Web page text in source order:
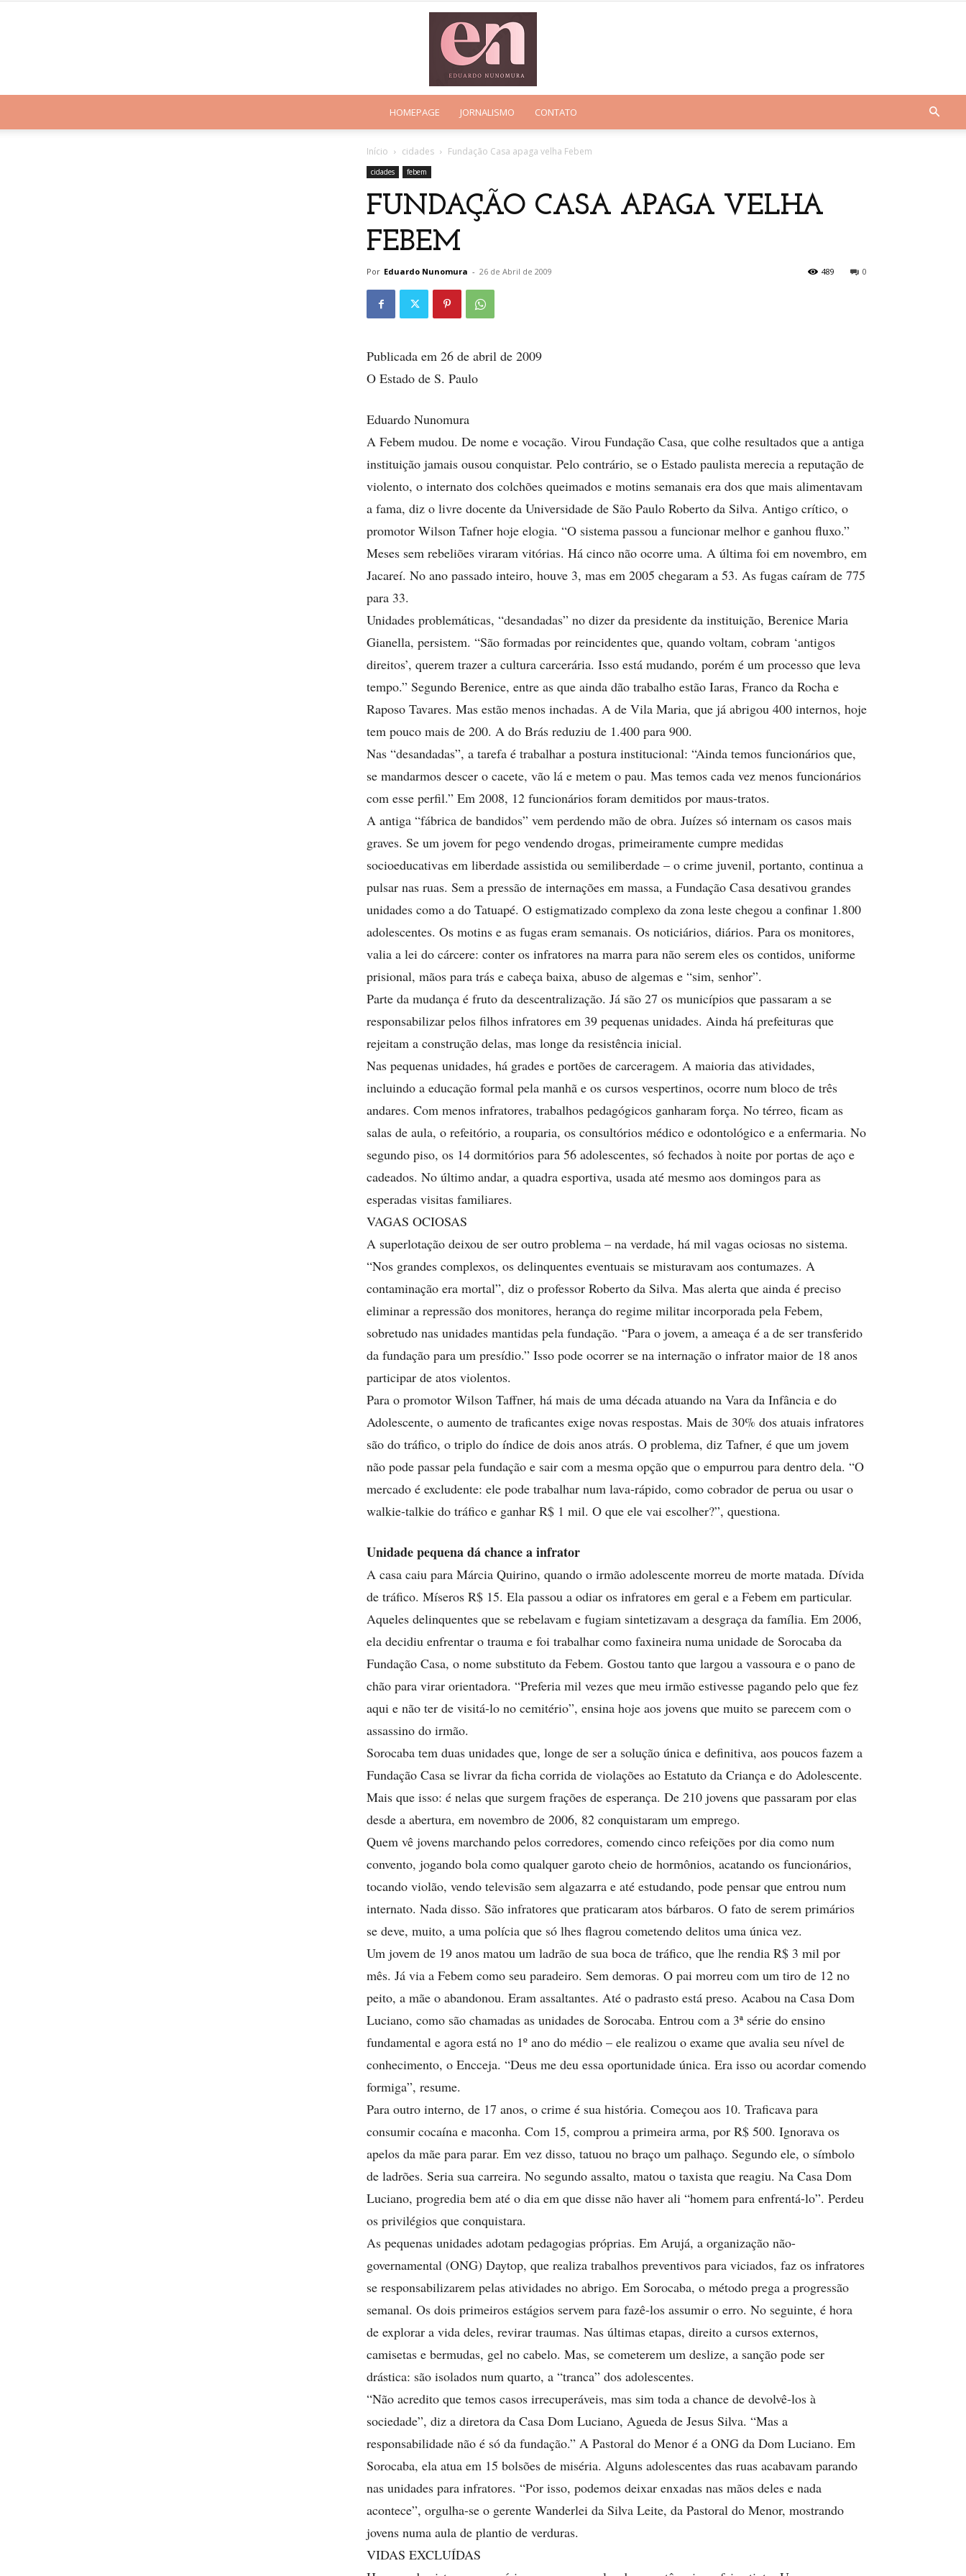
Eduardo
HOMEPAGE JORNALISMO CONTATO
Início cidades Fundação Casa apaga velha Febem
cidades febem
FUNDAÇÃO CASA APAGA VELHA
FEBEM
Por Eduardo Nunomura - 26 de Abril de 2009 0
489
Publicada em 26 de abril de 2009
O Estado de S. Paulo
Eduardo Nunomura
A Febem mudou. De nome e vocação. Virou Fundação Casa, que colhe resultados que a antiga
instituição jamais ousou conquistar. Pelo contrário, se o Estado paulista merecia a reputação de
violento, o internato dos colchões queimados e motins semanais era dos que mais alimentavam
a fama, diz o livre docente da Universidade de São Paulo Roberto da Silva. Antigo crítico, o
promotor Wilson Tafner hoje elogia. “O sistema passou a funcionar melhor e ganhou fluxo.”
Meses sem rebeliões viraram vitórias. Há cinco não ocorre uma. A última foi em novembro, em
Jacareí. No ano passado inteiro, houve 3, mas em 2005 chegaram a 53. As fugas caíram de 775
para 33.
Unidades problemáticas, “desandadas” no dizer da presidente da instituição, Berenice Maria
Gianella, persistem. “São formadas por reincidentes que, quando voltam, cobram ‘antigos
direitos’, querem trazer a cultura carcerária. Isso está mudando, porém é um processo que leva
tempo.” Segundo Berenice, entre as que ainda dão trabalho estão Iaras, Franco da Rocha e
Raposo Tavares. Mas estão menos inchadas. A de Vila Maria, que já abrigou 400 internos, hoje
tem pouco mais de 200. A do Brás reduziu de 1.400 para 900.
Nas “desandadas”, a tarefa é trabalhar a postura institucional: “Ainda temos funcionários que,
se mandarmos descer o cacete, vão lá e metem o pau. Mas temos cada vez menos funcionários
com esse perfil.” Em 2008, 12 funcionários foram demitidos por maus-tratos.
A antiga “fábrica de bandidos” vem perdendo mão de obra. Juízes só internam os casos mais
graves. Se um jovem for pego vendendo drogas, primeiramente cumpre medidas
socioeducativas em liberdade assistida ou semiliberdade – o crime juvenil, portanto, continua a
pulsar nas ruas. Sem a pressão de internações em massa, a Fundação Casa desativou grandes
unidades como a do Tatuapé. O estigmatizado complexo da zona leste chegou a confinar 1.800
adolescentes. Os motins e as fugas eram semanais. Os noticiários, diários. Para os monitores,
valia a lei do cárcere: conter os infratores na marra para não serem eles os contidos, uniforme
prisional, mãos para trás e cabeça baixa, abuso de algemas e “sim, senhor”.
Parte da mudança é fruto da descentralização. Já são 27 os municípios que passaram a se
responsabilizar pelos filhos infratores em 39 pequenas unidades. Ainda há prefeituras que
rejeitam a construção delas, mas longe da resistência inicial.
Nas pequenas unidades, há grades e portões de carceragem. A maioria das atividades,
incluindo a educação formal pela manhã e os cursos vespertinos, ocorre num bloco de três
andares. Com menos infratores, trabalhos pedagógicos ganharam força. No térreo, ficam as
salas de aula, o refeitório, a rouparia, os consultórios médico e odontológico e a enfermaria. No
segundo piso, os 14 dormitórios para 56 adolescentes, só fechados à noite por portas de aço e
cadeados. No último andar, a quadra esportiva, usada até mesmo aos domingos para as
esperadas visitas familiares.
VAGAS OCIOSAS
A superlotação deixou de ser outro problema – na verdade, há mil vagas ociosas no sistema.
“Nos grandes complexos, os delinquentes eventuais se misturavam aos contumazes. A
contaminação era mortal”, diz o professor Roberto da Silva. Mas alerta que ainda é preciso
eliminar a repressão dos monitores, herança do regime militar incorporada pela Febem,
sobretudo nas unidades mantidas pela fundação. “Para o jovem, a ameaça é a de ser transferido
da fundação para um presídio.” Isso pode ocorrer se na internação o infrator maior de 18 anos
participar de atos violentos.
Para o promotor Wilson Taffner, há mais de uma década atuando na Vara da Infância e do
Adolescente, o aumento de traficantes exige novas respostas. Mais de 30% dos atuais infratores
são do tráfico, o triplo do índice de dois anos atrás. O problema, diz Tafner, é que um jovem
não pode passar pela fundação e sair com a mesma opção que o empurrou para dentro dela. “O
mercado é excludente: ele pode trabalhar num lava-rápido, como cobrador de perua ou usar o
walkie-talkie do tráfico e ganhar R$ 1 mil. O que ele vai escolher?”, questiona.
Unidade pequena dá chance a infrator
A casa caiu para Márcia Quirino, quando o irmão adolescente morreu de morte matada. Dívida
de tráfico. Míseros R$ 15. Ela passou a odiar os infratores em geral e a Febem em particular.
Aqueles delinquentes que se rebelavam e fugiam sintetizavam a desgraça da família. Em 2006,
ela decidiu enfrentar o trauma e foi trabalhar como faxineira numa unidade de Sorocaba da
Fundação Casa, o nome substituto da Febem. Gostou tanto que largou a vassoura e o pano de
chão para virar orientadora. “Preferia mil vezes que meu irmão estivesse pagando pelo que fez
aqui e não ter de visitá-lo no cemitério”, ensina hoje aos jovens que muito se parecem com o
assassino do irmão.
Sorocaba tem duas unidades que, longe de ser a solução única e definitiva, aos poucos fazem a
Fundação Casa se livrar da ficha corrida de violações ao Estatuto da Criança e do Adolescente.
Mais que isso: é nelas que surgem frações de esperança. De 210 jovens que passaram por elas
desde a abertura, em novembro de 2006, 82 conquistaram um emprego.
Quem vê jovens marchando pelos corredores, comendo cinco refeições por dia como num
convento, jogando bola como qualquer garoto cheio de hormônios, acatando os funcionários,
tocando violão, vendo televisão sem algazarra e até estudando, pode pensar que entrou num
internato. Nada disso. São infratores que praticaram atos bárbaros. O fato de serem primários
se deve, muito, a uma polícia que só lhes flagrou cometendo delitos uma única vez.
Um jovem de 19 anos matou um ladrão de sua boca de tráfico, que lhe rendia R$ 3 mil por
mês. Já via a Febem como seu paradeiro. Sem demoras. O pai morreu com um tiro de 12 no
peito, a mãe o abandonou. Eram assaltantes. Até o padrasto está preso. Acabou na Casa Dom
Luciano, como são chamadas as unidades de Sorocaba. Entrou com a 3ª série do ensino
fundamental e agora está no 1º ano do médio – ele realizou o exame que avalia seu nível de
conhecimento, o Encceja. “Deus me deu essa oportunidade única. Era isso ou acordar comendo
formiga”, resume.
Para outro interno, de 17 anos, o crime é sua história. Começou aos 10. Traficava para
consumir cocaína e maconha. Com 15, comprou a primeira arma, por R$ 500. Ignorava os
apelos da mãe para parar. Em vez disso, tatuou no braço um palhaço. Segundo ele, o símbolo
de ladrões. Seria sua carreira. No segundo assalto, matou o taxista que reagiu. Na Casa Dom
Luciano, progredia bem até o dia em que disse não haver ali “homem para enfrentá-lo”. Perdeu
os privilégios que conquistara.
As pequenas unidades adotam pedagogias próprias. Em Arujá, a organização não-
governamental (ONG) Daytop, que realiza trabalhos preventivos para viciados, faz os infratores
se responsabilizarem pelas atividades no abrigo. Em Sorocaba, o método prega a progressão
semanal. Os dois primeiros estágios servem para fazê-los assumir o erro. No seguinte, é hora
de explorar a vida deles, revirar traumas. Nas últimas etapas, direito a cursos externos,
camisetas e bermudas, gel no cabelo. Mas, se cometerem um deslize, a sanção pode ser
drástica: são isolados num quarto, a “tranca” dos adolescentes.
“Não acredito que temos casos irrecuperáveis, mas sim toda a chance de devolvê-los à
sociedade”, diz a diretora da Casa Dom Luciano, Agueda de Jesus Silva. “Mas a
responsabilidade não é só da fundação.” A Pastoral do Menor é a ONG da Dom Luciano. Em
Sorocaba, ela atua em 15 bolsões de miséria. Alguns adolescentes das ruas acabavam parando
nas unidades para infratores. “Por isso, podemos deixar enxadas nas mãos deles e nada
acontece”, orgulha-se o gerente Wanderlei da Silva Leite, da Pastoral do Menor, mostrando
jovens numa aula de plantio de verduras.
VIDAS EXCLUÍDAS